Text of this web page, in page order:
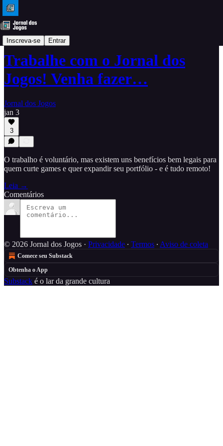
Inscreva-se Entrar
Dicas
Trabalhe com o Jornal dos
Jogos! Venha fazer…
Jornal dos Jogos
jan 3
3
O trabalho é voluntário, mas existem uns benefícios bem legais para
quem curte games e quer expandir seu portfólio - e é tudo remoto!
Leia →
Comentários
© 2026 Jornal dos Jogos · Privacidade ∙ Termos ∙ Aviso de coleta
Comece seu Substack
Obtenha o App
Substack é o lar da grande cultura